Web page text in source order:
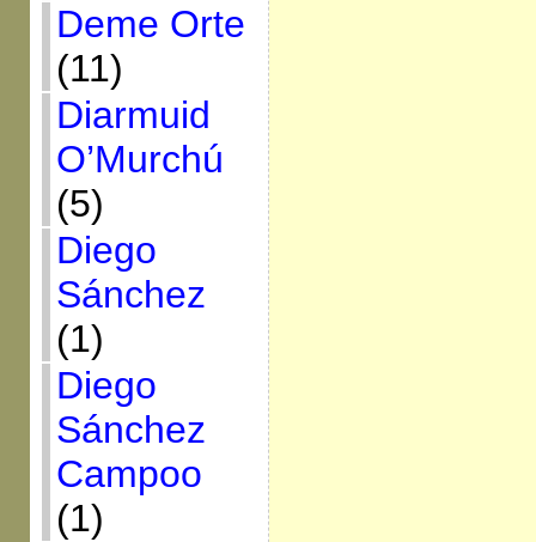
Deme Orte
(11)
Diarmuid
O’Murchú
(5)
Diego
Sánchez
(1)
Diego
Sánchez
Campoo
(1)